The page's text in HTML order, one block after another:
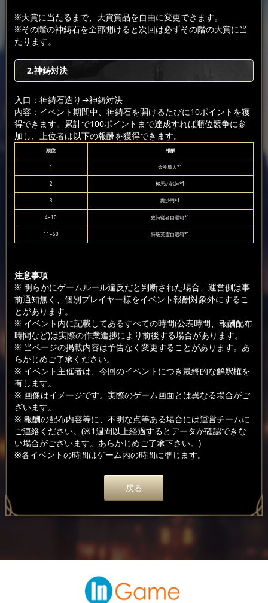
※大賞に当たるまで、大賞賞品を自由に変更できます。
※その階の神鋳石を全部開けると次回は必ずその階の大賞に当
たります。
2.神鋳対決
入口：神鋳石造り →神鋳対決
内容：イベント期間中、神鋳石を開けるたびに10ポイントを獲
得できます。累計で100ポイントまで達成すれば順位競争に参
加し、上位者は以下の報酬を獲得できます。
順位 報酬
1 金剛魔人*1
2 極悪の戦神*1
3 毘沙門*1
4~10 史詩従者自選箱*1
11~50 特級英霊自選箱*1
注意事項
※ 明らかにゲームルール違反だと判断された場合、運営側は事
前通知無く、個別プレイヤー様をイベント報酬対象外にするこ
とがあります。
※ イベント内に記載してあるすべての時間(公表時間、報酬配布
時間など)は実際の作業進捗により前後する場合があります。
※ 当ページの掲載内容は予告なく変更することがあります。あ
らかじめご了承ください。
※ イベント主催者は、今回のイベントにつき最終的な解釈権を
有します。
※ 画像はイメージです。実際のゲーム画面とは異なる場合がご
ざいます。
※ 報酬の配布内容等に、不明な点等ある場合には運営チームに
ご連絡ください。(※1週間以上経過するとデータが確認できな
い場合がございます。あらかじめご了承下さい。)
※各イベントの時間はゲーム内の時間に準じます。
戻る